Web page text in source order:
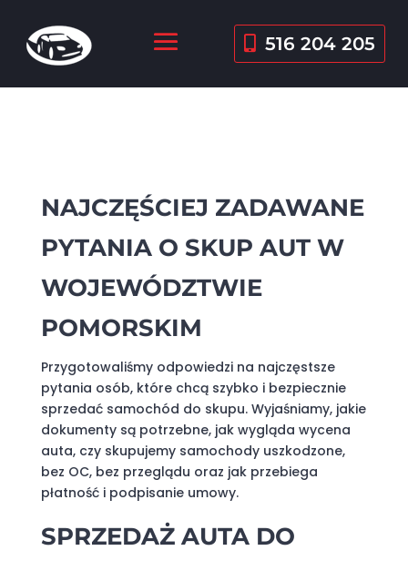
516 204 205
NAJCZĘŚCIEJ ZADAWANE
PYTANIA O SKUP AUT W
WOJEWÓDZTWIE
POMORSKIM
Przygotowaliśmy odpowiedzi na najczęstsze
pytania osób, które chcą szybko i bezpiecznie
sprzedać samochód do skupu. Wyjaśniamy, jakie
dokumenty są potrzebne, jak wygląda wycena
auta, czy skupujemy samochody uszkodzone,
bez OC, bez przeglądu oraz jak przebiega
płatność i podpisanie umowy.
SPRZEDAŻ AUTA DO